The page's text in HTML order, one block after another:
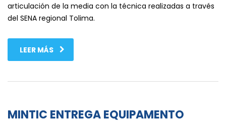
articulación de la media con la técnica realizadas a través
del SENA regional Tolima.
LEER MÁS
MINTIC ENTREGA EQUIPAMENTO